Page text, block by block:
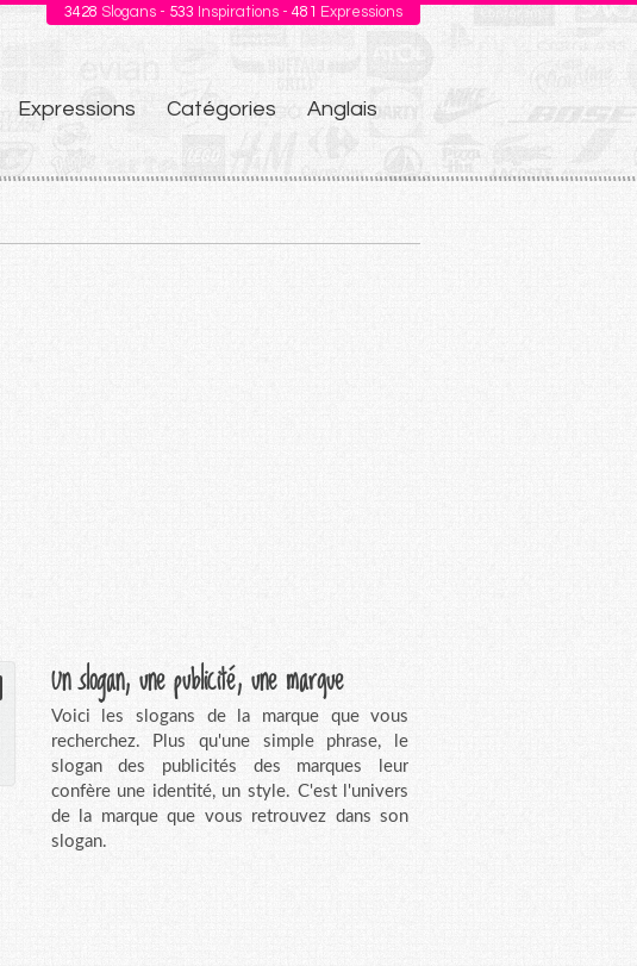
3428 Slogans - 533 Inspirations - 481 Expressions
Expressions Catégories Anglais
Un slogan, une publicité, une marque
Voici les slogans de la marque que vous
recherchez. Plus qu'une simple phrase, le
slogan des publicités des marques leur
confère une identité, un style. C'est l'univers
de la marque que vous retrouvez dans son
slogan.